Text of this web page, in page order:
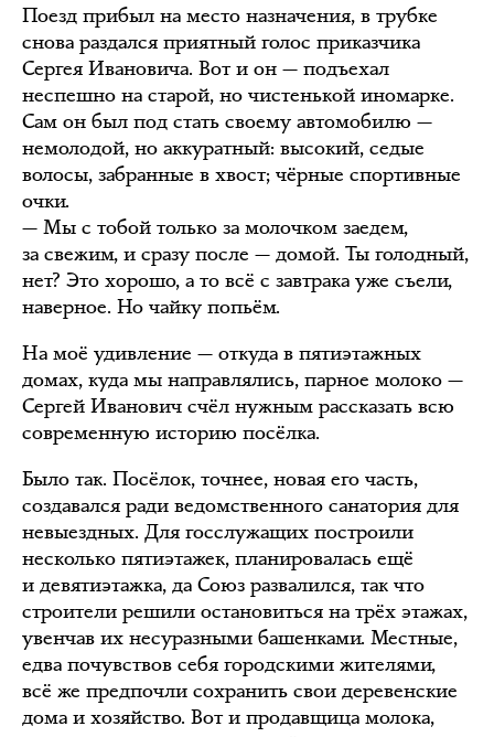
Поезд прибыл на место назначения, в трубке
снова раздался приятный голос приказчика
Сергея Ивановича. Вот и он — подъехал
неспешно на старой, но чистенькой иномарке.
Сам он был под стать своему автомобилю —
немолодой, но аккуратный: высокий, седые
волосы, забранные в хвост; чёрные спортивные
очки.
— Мы с тобой только за молочком заедем,
за свежим, и сразу после — домой. Ты голодный,
нет? Это хорошо, а то всё с завтрака уже съели,
наверное. Но чайку попьём.
На моё удивление — откуда в пятиэтажных
домах, куда мы направлялись, парное молоко —
Сергей Иванович счёл нужным рассказать всю
современную историю посёлка.
Было так. Посёлок, точнее, новая его часть,
создавался ради ведомственного санатория для
невыездных. Для госслужащих построили
несколько пятиэтажек, планировалась ещё
и девятиэтажка, да Союз развалился, так что
строители решили остановиться на трёх этажах,
увенчав их несуразными башенками. Местные,
едва почувствов себя городскими жителями,
всё же предпочли сохранить свои деревенские
дома и хозяйство. Вот и продавщица молока,